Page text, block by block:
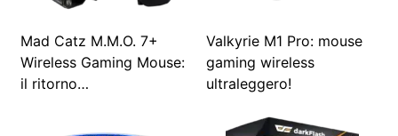
Mad Catz M.M.O. 7+
Wireless Gaming Mouse:
il ritorno…
Valkyrie M1 Pro: mouse
gaming wireless
ultraleggero!